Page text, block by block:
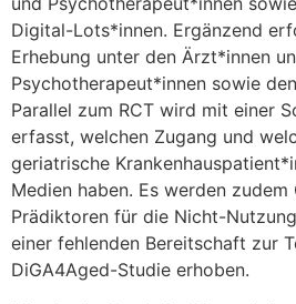
Digital-Lots*innen. Ergänzend
Erhebung unter den Ärzt*innen
Psychotherapeut*innen sowie
Parallel zum RCT wird mit einer
erfasst, welchen Zugang und
geriatrische
Medien haben. Es werden
Prädiktoren für die Nicht-
einer fehlenden Bereitschaft zur
DiGA4Aged-Studie erhoben.